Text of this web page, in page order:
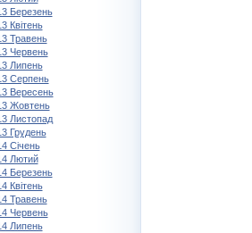
Березень
Квітень
Травень
Червень
Липень
Серпень
Вересень
Жовтень
Листопад
Грудень
Січень
Лютий
Березень
Квітень
Травень
Червень
Липень